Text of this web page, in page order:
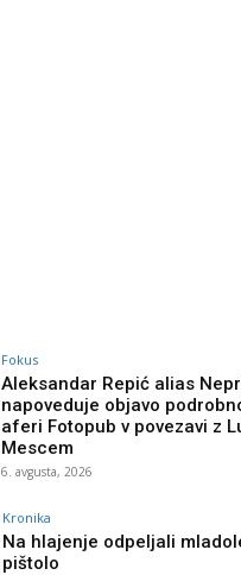
Fokus
Aleksandar Repić alias
napoveduje objavo
aferi Fotopub v povezavi z
Mescem
6. avgusta, 2026
Kronika
Na hlajenje odpeljali
pištolo